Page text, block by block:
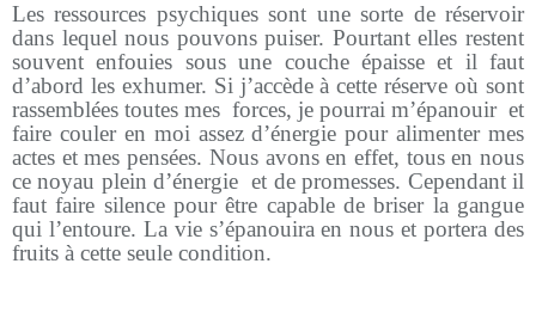
Les ressources psychiques sont une sorte de réservoir
dans lequel nous pouvons puiser. Pourtant elles restent
souvent enfouies sous une couche épaisse et il faut
d’abord les exhumer. Si j’accède à cette réserve où sont
rassemblées toutes mes forces, je pourrai m’épanouir et
faire couler en moi assez d’énergie pour alimenter mes
actes et mes pensées. Nous avons en effet, tous en nous
ce noyau plein d’énergie et de promesses. Cependant il
faut faire silence pour être capable de briser la gangue
qui l’entoure. La vie s’épanouira en nous et portera des
fruits à cette seule condition.